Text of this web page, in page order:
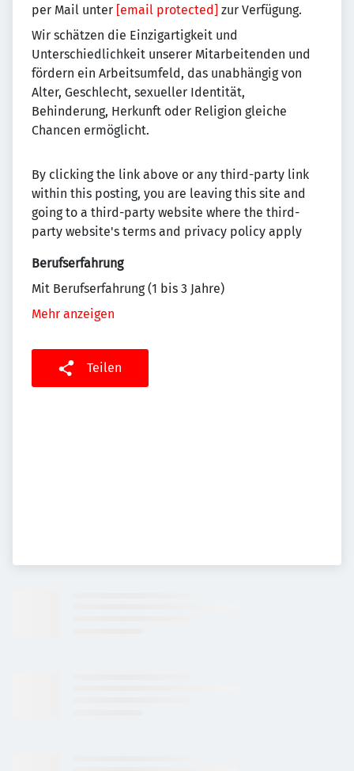
per Mail unter [email protected] zur Verfügung.
Wir schätzen die Einzigartigkeit und
Unterschiedlichkeit unserer Mitarbeitenden und
fördern ein Arbeitsumfeld, das unabhängig von
Alter, Geschlecht, sexueller Identität,
Behinderung, Herkunft oder Religion gleiche
Chancen ermöglicht.
By clicking the link above or any third-party link
within this posting, you are leaving this site and
going to a third-party website where the third-
party website's terms and privacy policy apply
Berufserfahrung
Mit Berufserfahrung (1 bis 3 Jahre)
Mehr anzeigen
Teilen